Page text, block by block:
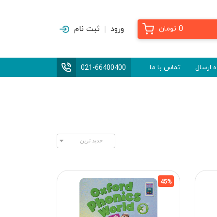
0 تومان ورود ثبت نام
ارسال تماس با ما 021-66400400
45%